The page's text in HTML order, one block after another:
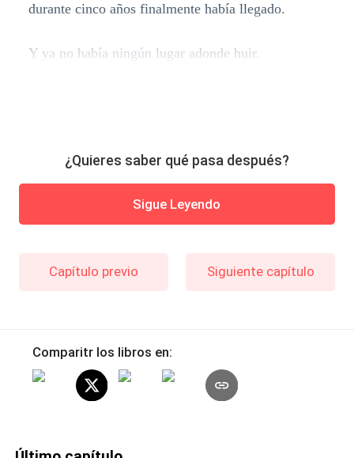
durante cinco años finalmente había llegado.
Y ya no había ningún lugar adonde huir.​​​​​​​​​​​​​​​​
¿Quieres saber qué pasa después?
Sigue Leyendo
Capítulo previo Siguiente capítulo
Comparitr los libros en: